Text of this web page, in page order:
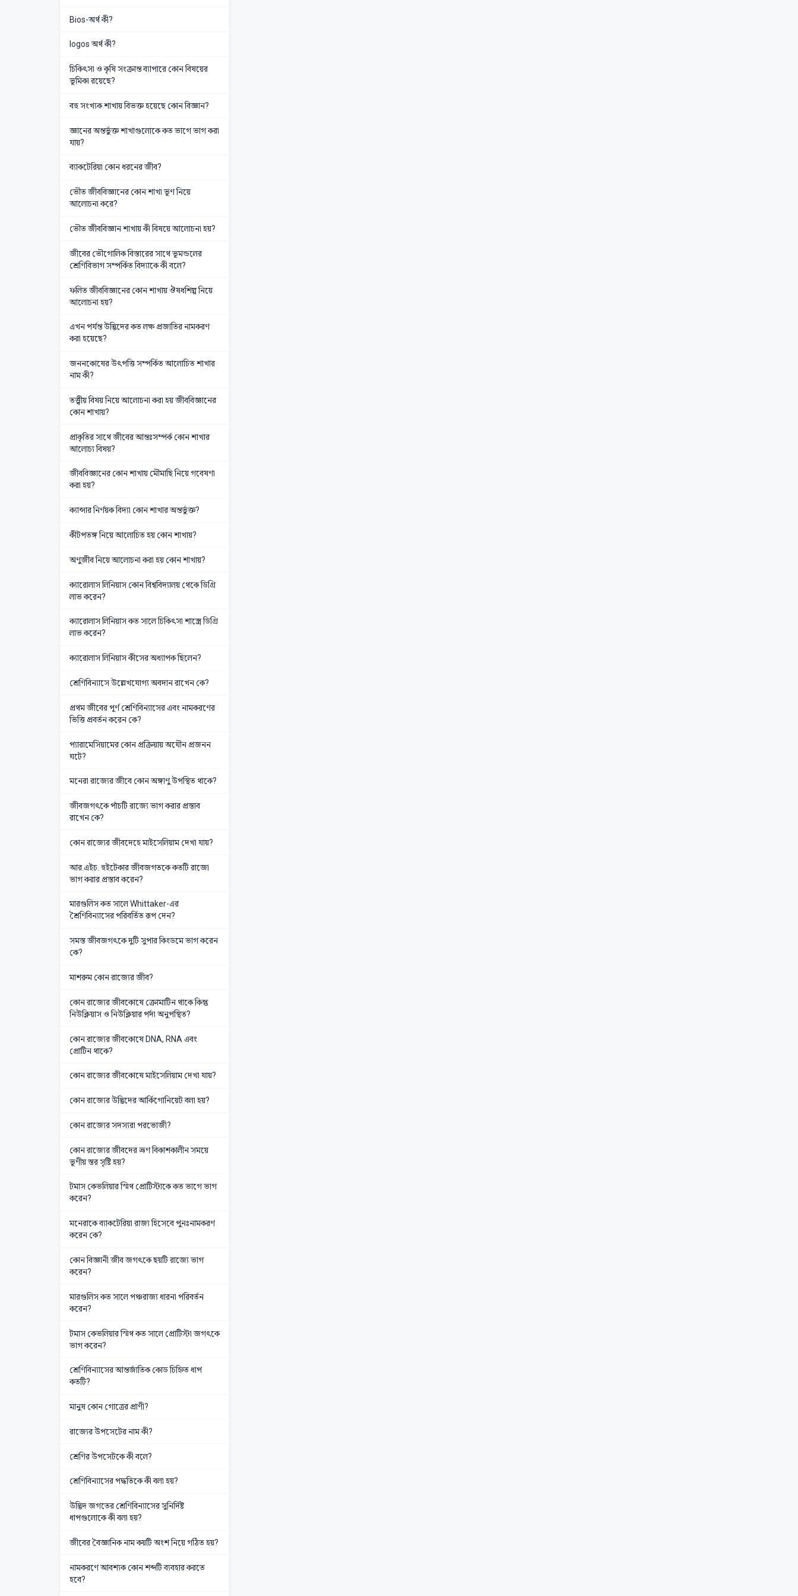
Bios-অর্থ কী?
logos অর্থ কী?
চিকিৎসা ও কৃষি সংক্রান্ত ব্যাপারে কোন বিষয়ের
ভূমিকা রয়েছে?
বহু সংখ্যক শাখায় বিভক্ত হয়েছে কোন বিজ্ঞান?
জ্ঞানের অন্তর্ভুক্ত শাখাগুলোকে কত ভাগে ভাগ করা
যায়?
ব্যাকটেরিয়া কোন ধরনের জীব?
ভৌত জীববিজ্ঞানের কোন শাখা ভূণ নিয়ে
আলোচনা করে?
ভৌত জীববিজ্ঞান শাখায় কী বিষয়ে আলোচনা হয়?
জীবের ভৌগোলিক বিস্তারের সাথে ভূমন্ডলের
শ্রেণিবিভাগ সম্পর্কিত বিদ্যাকে কী বলে?
ফলিত জীববিজ্ঞানের কোন শাখায় ঔষধশিল্প নিয়ে
আলোচনা হয়?
এখন পর্যন্ত উদ্ভিদের কত লক্ষ প্রজাতির নামকরণ
করা হয়েছে?
জননকোষের উৎপত্তি সম্পর্কিত আলোচিত শাখার
নাম কী?
তত্ত্বীয় বিষয় নিয়ে আলোচনা করা হয় জীববিজ্ঞানের
কোন শাখায়?
প্রাকৃতির সাথে জীবের আন্তঃসম্পর্ক কোন শাখার
আলোচ্য বিষয়?
জীববিজ্ঞানের কোন শাখায় মৌমাছি নিয়ে গবেষণা
করা হয়?
ক্যান্সার নির্ণয়ক বিদ্যা কোন শাখার অন্তর্ভুক্ত?
কীটপতঙ্গ নিয়ে আলোচিত হয় কোন শাখায়?
অণুজীব নিয়ে আলোচনা করা হয় কোন শাখায়?
ক্যারোলাস লিনিয়াস কোন বিশ্ববিদ্যালয় থেকে ডিগ্রি
লাভ করেন?
ক্যারোলাস লিনিয়াস কত সালে চিকিৎসা শাস্ত্রে ডিগ্রি
লাভ করেন?
ক্যারোলাস লিনিয়াস কীসের অধ্যাপক ছিলেন?
শ্রেণিবিন্যাসে উল্লেখযোগ্য অবদান রাখেন কে?
প্রথম জীবের পূর্ণ শ্রেণিবিন্যাসের এবং নামকরণের
ভিত্তি প্রবর্তন করেন কে?
প্যারামেসিয়ামের কোন প্রক্রিয়ায় অযৌন প্রজনন
ঘটে?
মনেরা রাজ্যের জীবে কোন অঙ্গাণু উপস্থিত থাকে?
জীবজগৎকে পাঁচটি রাজ্যে ভাগ করার প্রস্তাব
রাখেন কে?
কোন রাজ্যের জীবদেহে মাইসেলিয়াম দেখা যায়?
আর.এইচ. হুইটেকার জীবজগতকে কতটি রাজো
ভাগ করার প্রস্তাব করেন?
মারগুলিস কত সালে Whittaker-এর
শ্রৈণিবিন্যাসের পরিবর্তিত রূপ দেন?
সমস্ত জীবজগৎকে দুটি সুপার কিংডমে ভাগ করেন
কে?
মাশরুম কোন রাজ্যের জীব?
কোন রাজ্যের জীবকোষে ক্রোমাটিন থাকে কিন্তু
নিউক্লিয়াস ও নিউক্লিয়ার পর্দা অনুপস্থিত?
কোন রাজ্যের জীবকোষে DNA, RNA এবং
প্রোটিন থাকে?
কোন রাজ্যের জীবকোষে মাইসেলিয়াম দেখা যায়?
কোন রাজ্যের উদ্ভিদের আর্কিগোনিয়েট বলা হয়?
কোন রাজ্যের সদস্যরা পরভোজী?
কোন রাজ্যের জীবদের ভ্রূণ বিকাশকালীন সময়ে
ভূণীয় স্তর সৃষ্টি হয়?
টমাস কেভলিয়ার স্মিথ প্রোটিস্টাকে কত ভাগে ভাগ
করেন?
মনেরাকে ব্যাকটেরিয়া রাজ্য হিসেবে পুনঃনামকরণ
করেন কে?
কোন বিজ্ঞানী জীব জগৎকে ছয়টি রাজ্যে ভাগ
করেন?
মারগুলিস কত সালে পঞ্চরাজ্য ধারনা পরিবর্তন
করেন?
টমাস কেভলিয়ার স্মিথ কত সালে প্রোটিস্টা জগৎকে
ভাগ করেন?
শ্রেণিবিন্যাসের আন্তর্জাতিক কোড চিহ্নিত ধাপ
কতটি?
মানুষ কোন গোত্রের প্রাণী?
রাজ্যের উপসেটের নাম কী?
শ্রেণির উপসেটকে কী বলে?
শ্রেণিবিন্যাসের পদ্ধতিকে কী বলা হয়?
উদ্ভিদ জগতের শ্রেণিবিন্যাসের সুনির্দিষ্ট
ধাপগুলোকে কী বলা হয়?
জীবের বৈজ্ঞানিক নাম কয়টি অংশ নিয়ে গঠিত হয়?
নামকরণে আবশ্যক কোন শব্দটি ব্যবহার করতে
হবে?